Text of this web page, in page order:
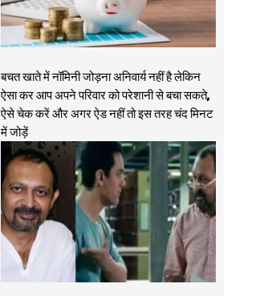
बचत खाते में नॉमिनी जोड़ना अनिवार्य नहीं है लेकिन
ऐसा कर आप अपने परिवार को परेशानी से बचा सकते,
ऐसे चेक करें और अगर ऐड नहीं तो इस तरह चंद मिनट
में जोड़ें